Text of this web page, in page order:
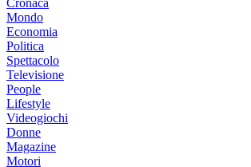
Mondo
Economia
Politica
Spettacolo
Televisione
People
Lifestyle
Videogiochi
Donne
Magazine
Motori